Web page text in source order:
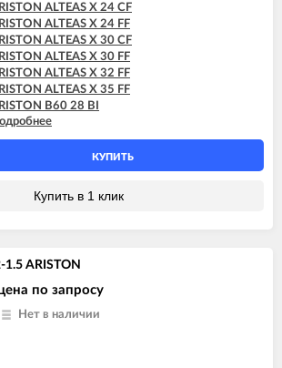
ALTEAS X 24 CF
ALTEAS X 24 FF
ALTEAS X 30 CF
ALTEAS X 30 FF
ALTEAS X 32 FF
ALTEAS X 35 FF
B60 28 BI
B60 30 BFFI
BS II 15 FF
BS II 24 CF
BS II 24 CF-EU
CARES X 15 CF
CARES X 24 FF
CARES X SYSTEM 24 CF
CLAS B 24 CF
КУПИТЬ
Купить в 1 клик
ARISTON
по запросу
Нет в наличии